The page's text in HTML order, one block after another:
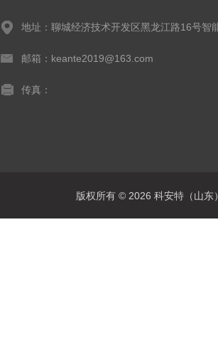
地址：聊城经济技术开发区黑龙江路16号智
邮箱：keante2019@163.com
传真：
版权所有 © 2026 科安特（山